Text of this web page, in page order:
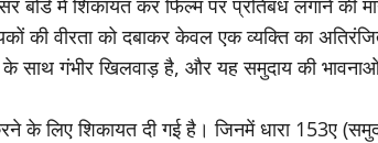
की वीरता को दबाकर केवल एक व्यक्ति का
के साथ गंभीर खिलवाड़ है, और यह समुदाय की
के लिए शिकायत दी गई है। जिनमें धारा 153ए